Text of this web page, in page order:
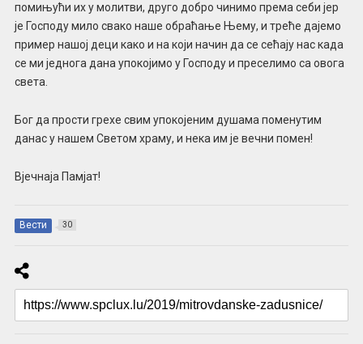
помињући их у молитви, друго добро чинимо према себи јер
је Господу мило свако наше обраћање Њему, и треће дајемо
пример нашој деци како и на који начин да се сећају нас када
се ми једнога дана упокојимо у Господу и преселимо са овога
света.
Бог да прости грехе свим упокојеним душама поменутим
данас у нашем Светом храму, и нека им је вечни помен!
Вјечнаја Памјат!
Вести 30